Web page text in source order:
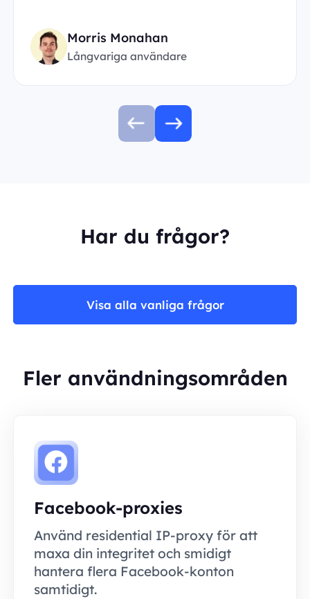
Morris Monahan
Långvariga användare
Har du frågor?
Visa alla vanliga frågor
Fler användningsområden
Facebook-proxies
Använd residential IP-proxy för att
maxa din integritet och smidigt
hantera flera Facebook-konton
samtidigt.